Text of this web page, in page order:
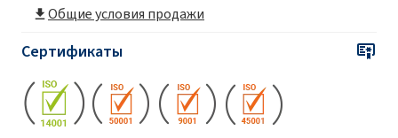
Общие условия продажи
Сертификаты